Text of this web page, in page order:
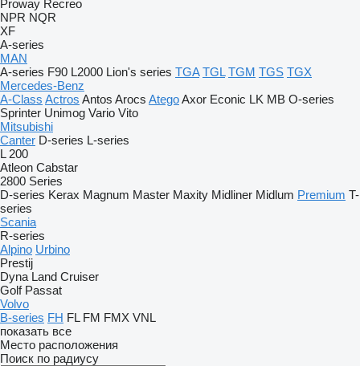
Proway Recreo
NPR NQR
XF
A-series
MAN
A-series F90 L2000 Lion's series TGA TGL TGM TGS TGX
Mercedes-Benz
A-Class Actros Antos Arocs AtegoAxor Econic LK MB O-series
Sprinter Unimog Vario Vito
Mitsubishi
Canter D-series L-series
L 200
Atleon Cabstar
2800 Series
D-series Kerax Magnum Master Maxity Midliner Midlum Premium T-
series
Scania
R-series
Alpino Urbino
Prestij
Dyna Land Cruiser
Golf Passat
Volvo
B-series FH FL FM FMX VNL
показать все
Место расположения
Поиск по радиусу